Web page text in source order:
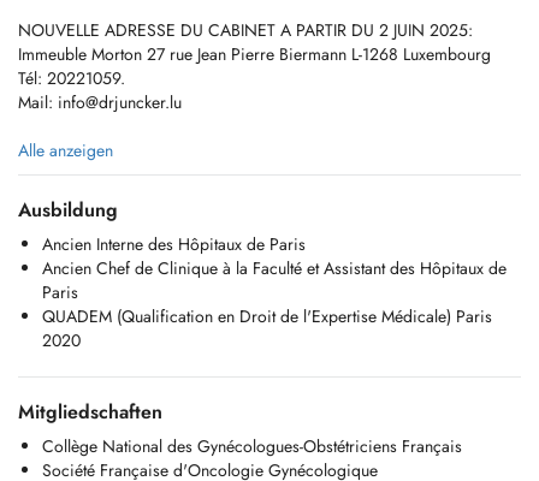
NOUVELLE ADRESSE DU CABINET A PARTIR DU 2 JUIN 2025:
Immeuble Morton 27 rue Jean Pierre Biermann L-1268 Luxembourg
Tél: 20221059.
Mail: info@drjuncker.lu
- GYNECOLOGUE: Suivi gynécologique. Prise en charge de la
ménopause, de l'infertilité, de la contraception, de l'incontnence.
Pathologies mammaires.
- OBSTETRICIEN: suivi de grossesse.
- EXPERT JUDICIAIRE près Cours Supérieure de Justice: expertises
médicales judiciaires et extrajudiciaires, assurances.
- MEDECIN AGREE aux Hôpitaux Robert Schuman Luxembourg
Le cabinet est fermé tous les jours de 12h30 à 14h00 et les mercredi.
consultation.
REGLES DE FONCTIONNEMENT DES RENDEZ-VOUS:
Alle anzeigen
Ausbildung
Ancien Interne des Hôpitaux de Paris
Ancien Chef de Clinique à la Faculté et Assistant des Hôpitaux de
Paris
QUADEM (Qualification en Droit de l'Expertise Médicale) Paris
2020
Mitgliedschaften
Collège National des Gynécologues-Obstétriciens Français
Société Française d'Oncologie Gynécologique